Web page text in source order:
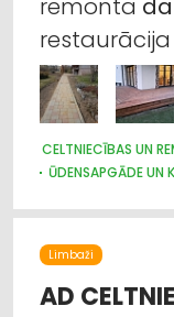
restaurācija
CELTNIECĪBAS UN
ŪDENSAPGĀDE UN
LABIEKĀRTOŠANA,
Limbaži
AD